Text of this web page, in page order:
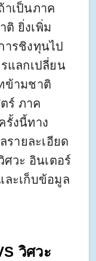
าเป็นภาค
ติ ยิ่งเพิ่ม
ารชิงทุนไป
แลกเปลี่ยน
ข้ามชาติ
ร์ ภาค
รั้งนี้ทาง
ายละเอียด
วะ อินเตอร์
ละเก็บข้อมูล
วิศวะ